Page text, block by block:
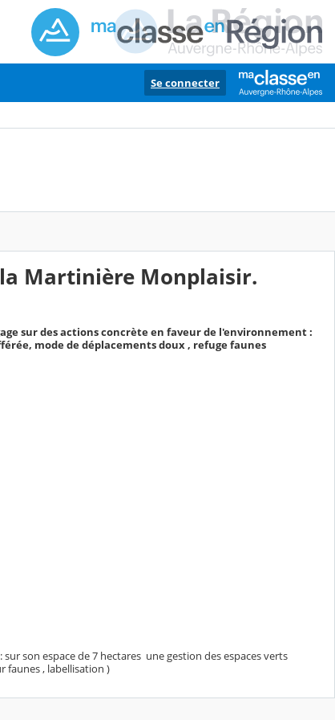
Se connecter
la Martinière Monplaisir.
sur des actions concrète en faveur de l'environnement :
mode de déplacements doux , refuge faunes
son espace de 7 hectares une gestion des espaces verts
faunes , labellisation )